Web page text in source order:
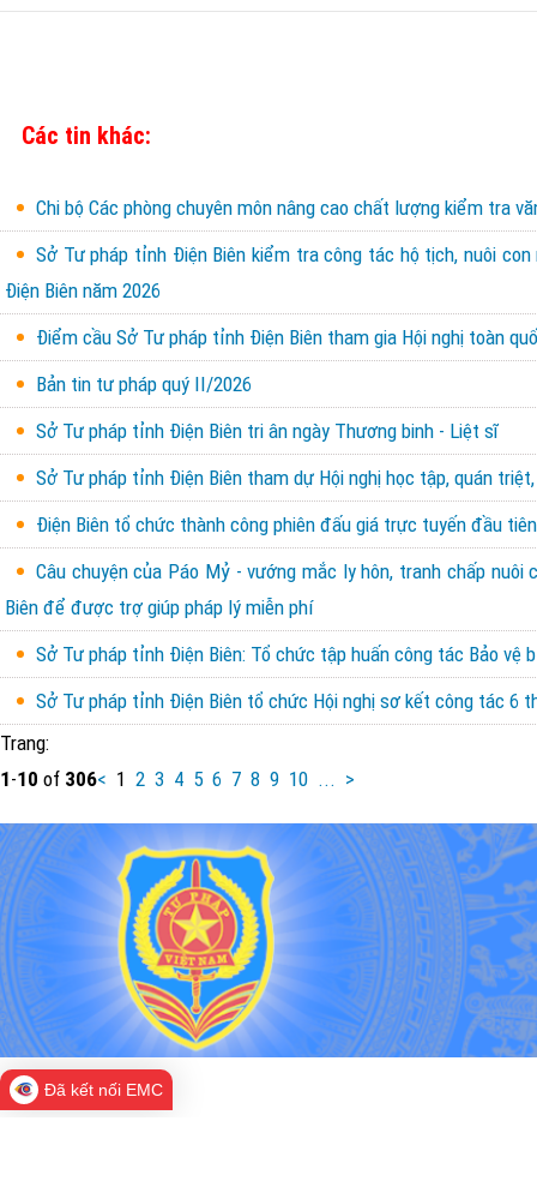
Các tin khác:
Chi bộ Các phòng chuyên môn nâng cao chất lượng kiểm tra
Sở Tư pháp tỉnh Điện Biên kiểm tra công tác hộ tịch, nuôi
Điện Biên năm 2026
Điểm cầu Sở Tư pháp tỉnh Điện Biên tham gia Hội nghị toàn
Bản tin tư pháp quý II/2026
Sở Tư pháp tỉnh Điện Biên tri ân ngày Thương binh - Liệt sĩ
Sở Tư pháp tỉnh Điện Biên tham dự Hội nghị học tập, quán
Điện Biên tổ chức thành công phiên đấu giá trực tuyến đầu
Câu chuyện của Páo Mỷ - vướng mắc ly hôn, tranh chấp
Biên để được trợ giúp pháp lý miễn phí
Sở Tư pháp tỉnh Điện Biên: Tổ chức tập huấn công tác Bảo vệ
Sở Tư pháp tỉnh Điện Biên tổ chức Hội nghị sơ kết công tác 6
Trang:
1-10 of 306< 1 2 3 4 5 6 7 8 9 10 ... >
Đã kết nối EMC